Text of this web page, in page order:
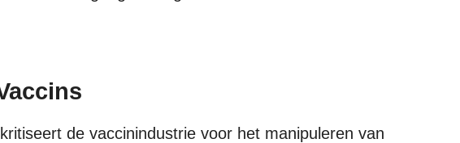
de vaccinindustrie voor het manipuleren van